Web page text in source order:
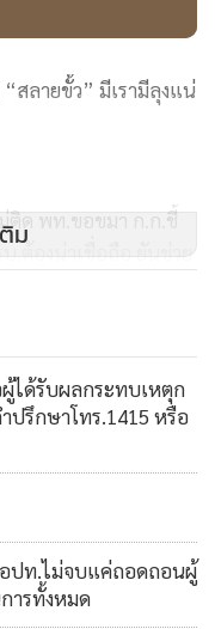
ค้าน และพรรคเพื่อ
ไทยและพรรคก้าวไกล
นอยู่ในสภา เราจะ
ราทำได้ทุกเรื่อง
ส.ส. ส.ว.และกลุ่ม
หา วันนี้เราจัดตั้ง
ของพรรคการเมืองเป็น
ง สิ่งที่ต้องการอันดับ
ามไว้วางใจกับพรรค
รรคเพื่อไทย เราจะ
กฝ่ายให้ความไว้วางใจ
กพอที่จะแก้ไข วิกฤต
สลายขั้ว” มีเรามีลุงแน่
ติด พท.ขอขมา ก.ก.ชี้
.ต้องน่าเชื่อถือ ยันช่วย
ม่มี รัฐบาลเพื่อไทย!?
ม
ได้รับผลกระทบเหตุก
ปรึกษาโทร.1415 หรือ
ปท.ไม่จบแค่ถอดถอนผู้
ารทั้งหมด